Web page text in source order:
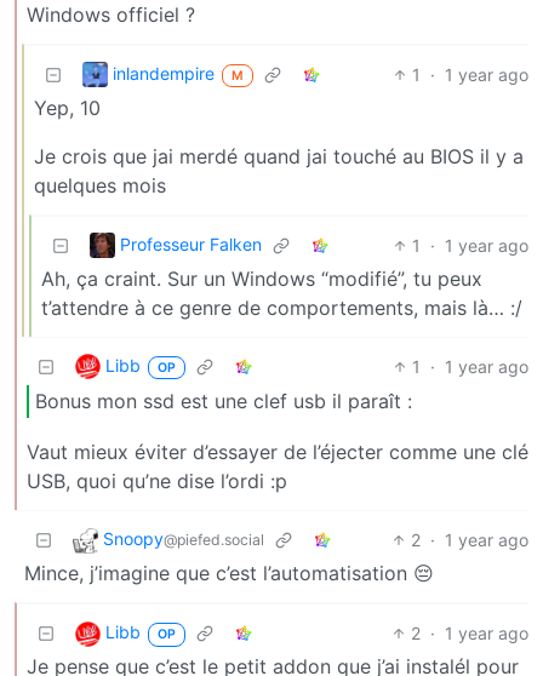
Windows officiel ?
inlandempire M 1 · 1 year ago
Yep, 10
Je crois que jai merdé quand jai touché au BIOS il y a
quelques mois
Professeur Falken 1 · 1 year ago
Ah, ça craint. Sur un Windows “modifié”, tu peux
t’attendre à ce genre de comportements, mais là… :/
Libb OP 1 · 1 year ago
Bonus mon ssd est une clef usb il paraît :
Vaut mieux éviter d’essayer de l’éjecter comme une clé
USB, quoi qu’ne dise l’ordi :p
Snoopy@piefed.social 2 · 1 year ago
Mince, j’imagine que c’est l’automatisation 😔
Libb OP 2 · 1 year ago
Je pense que c’est le petit addon que j’ai instalél pour